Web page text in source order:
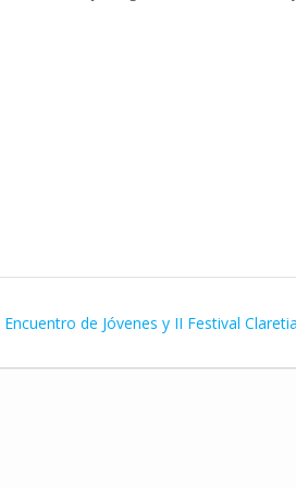
Siguiente
Encuentro de Jóvenes y II Festival